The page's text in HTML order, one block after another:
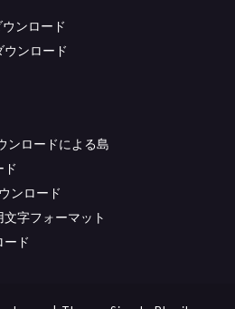
ンロード
ンロード
ンロードによる島
ド
ンロード
字フォーマット
ード